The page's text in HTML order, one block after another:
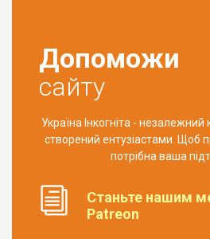
Допоможи
сайту
Україна Інкогніта -
створений ентузіастами. Щоб
потрібна ваша
Станьте нашим
Patreon